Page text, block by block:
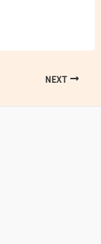
NEXT